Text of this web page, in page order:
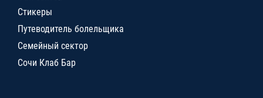
Стикеры
Путеводитель болельщика
Семейный сектор
Сочи Клаб Бар